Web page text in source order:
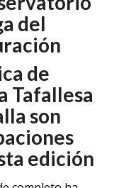
del
de
Tafallesa
son
edición